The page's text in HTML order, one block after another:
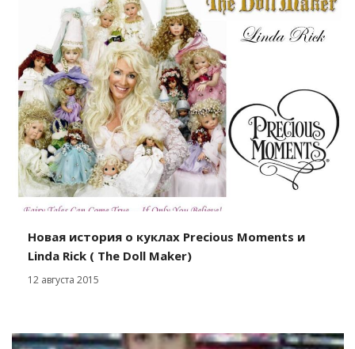
Новая история о куклах Precious Moments и
Linda Rick ( The Doll Maker)
12 августа 2015